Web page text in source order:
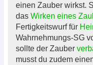
einen Zauber wirkst.
das Wirken eines
Fertigkeitswurf für
Wahrnehmungs-SG
sollte der Zauber
musst du zudem